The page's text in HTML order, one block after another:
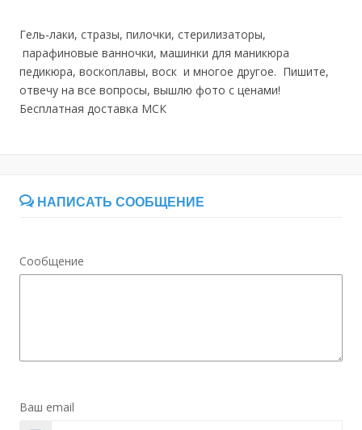
Гель-лаки, стразы, пилочки, стерилизаторы,
парафиновые ванночки, машинки для маникюра
педикюра, воскоплавы, воск и многое другое. Пишите,
отвечу на все вопросы, вышлю фото с ценами!
Бесплатная доставка МСК
НАПИСАТЬ СООБЩЕНИЕ
Сообщение
Ваш email